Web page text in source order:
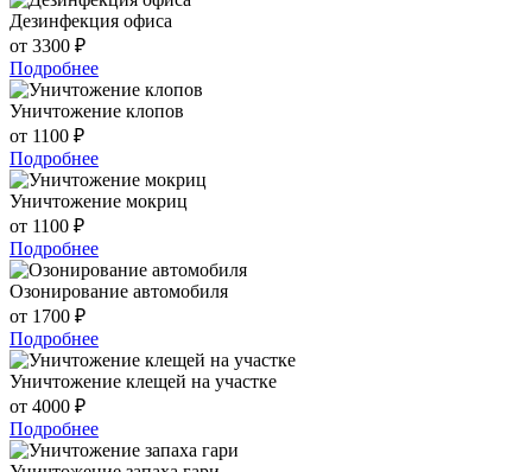
Дезинфекция офиса
от 3300 ₽
Подробнее
Уничтожение клопов
от 1100 ₽
Подробнее
Уничтожение мокриц
от 1100 ₽
Подробнее
Озонирование автомобиля
от 1700 ₽
Подробнее
Уничтожение клещей на участке
от 4000 ₽
Подробнее